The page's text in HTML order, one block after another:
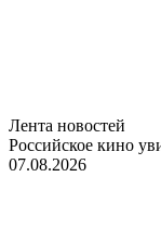
Лента новостей
Российское кино
07.08.2026